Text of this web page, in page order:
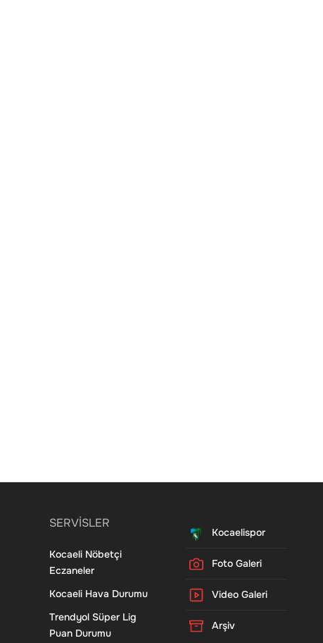
SERVİSLER
Kocaeli Nöbetçi
Eczaneler
Kocaeli Hava Durumu
Trendyol Süper Lig
Puan Durumu
Kocaelispor
Foto Galeri
Video Galeri
Arşiv